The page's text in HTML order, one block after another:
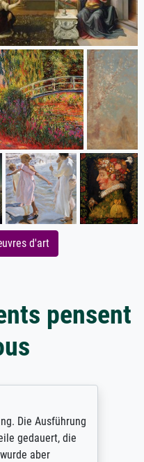
d'art
pensent
Die Ausführung
gedauert, die
aber